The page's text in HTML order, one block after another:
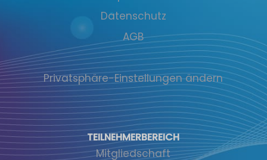
Datenschutz
AGB
Privatsphäre-Einstellungen ändern
TEILNEHMERBEREICH
Mitgliedschaft